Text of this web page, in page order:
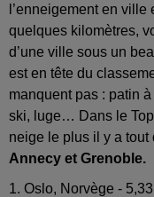
l’enneigement en
quelques kilomètres,
d’une ville sous un
est en tête du
manquent pas : patin
ski, luge… Dans le
neige le plus il y a
Annecy et Grenoble.
1. Oslo, Norvège -